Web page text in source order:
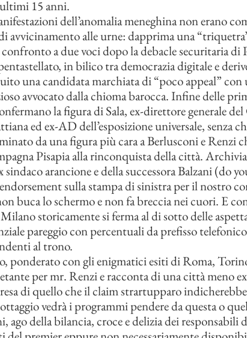
15 anni.
dell’anomalia meneghina non erano
avvicinamento alle urne: dapprima una
a due voci dopo la debacle securitaria di
in bilico tra democrazia digitale e
una candidata marchiata di “poco appeal”
avvocato dalla chioma barocca. Infine delle
la figura di Sala, ex-direttore generale
ed ex-AD dell’esposizione universale, senza
da una figura più cara a Berlusconi e Renzi
Pisapia alla rinconquista della città.
sindaco arancione e della successora Balzani (do
sulla stampa di sinistra per il nostro
buca lo schermo e non fa breccia nei cuori. E
storicamente si ferma al di sotto delle
pareggio con percentuali da prefisso
al trono.
ponderato con gli enigmatici esiti di Roma,
per mr. Renzi e racconta di una città meno
di quello che il claim strartupparo
vedrà i programmi pendere da questa o
ago della bilancia, croce e delizia dei responsabili